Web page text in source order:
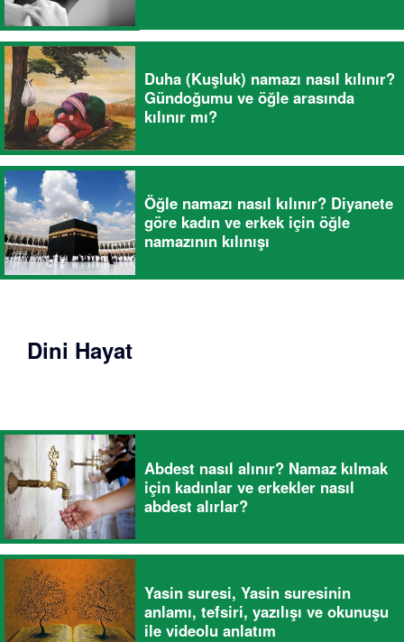
Duha (Kuşluk) namazı nasıl kılınır?
Gündoğumu ve öğle arasında
kılınır mı?
Öğle namazı nasıl kılınır? Diyanete
göre kadın ve erkek için öğle
namazının kılınışı
Dini Hayat
Abdest nasıl alınır? Namaz kılmak
için kadınlar ve erkekler nasıl
abdest alırlar?
Yasin suresi, Yasin suresinin
anlamı, tefsiri, yazılışı ve okunuşu
ile videolu anlatım